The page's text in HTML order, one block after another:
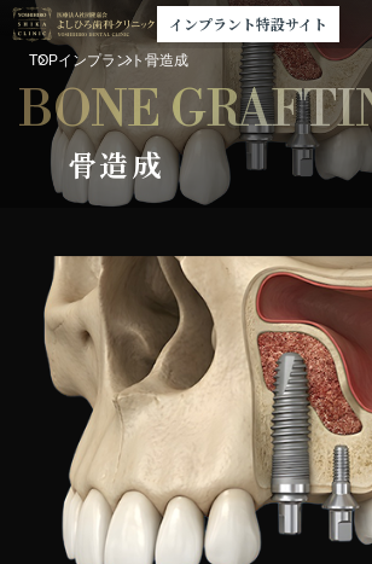
インプラント特設サイト
TOPインプラント 骨造成
BONE
骨造成